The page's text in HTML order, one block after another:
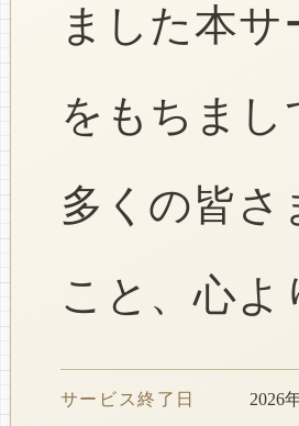
ました本
をもちま
多くの皆
こと、心
サービス終了日 2026